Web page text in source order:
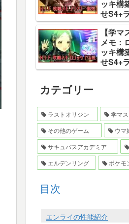
ッキ構
せS4+
【学
メモ：
ッキ構
せS4+
カテゴリー
ラストオリジン 学マス
その他のゲーム
ウマ
サキュバスアカデミア
エルデンリング
ポケモ
目次
エンライの性能紹介